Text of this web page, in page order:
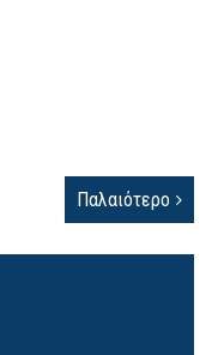
Παλαιότερο